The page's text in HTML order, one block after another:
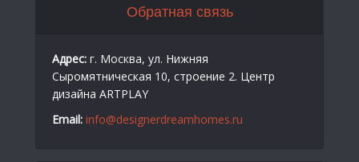
Обратная связь
Адрес: г. Москва, ул. Нижняя
Сыромятническая 10, строение 2. Центр
дизайна ARTPLAY
Email: info@designerdreamhomes.ru